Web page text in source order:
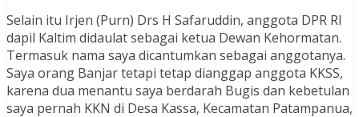
Selain itu Irjen (Purn) Drs H Safaruddin, anggota DPR RI
dapil Kaltim didaulat sebagai ketua Dewan Kehormatan.
Termasuk nama saya dicantumkan sebagai anggotanya.
Saya orang Banjar tetapi tetap dianggap anggota KKSS,
karena dua menantu saya berdarah Bugis dan kebetulan
saya pernah KKN di Desa Kassa, Kecamatan Patampanua,